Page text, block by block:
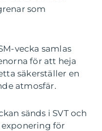
som
vecka samlas
för att heja
säkerställer en
atmosfär.
sänds i SVT och
för